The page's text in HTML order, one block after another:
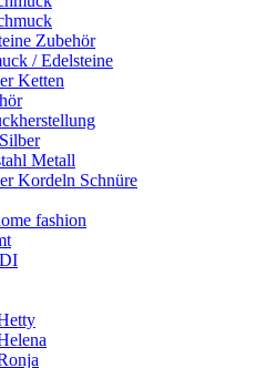
Zubehör
/ Edelsteine
Ketten
Metall
Kordeln Schnüre
fashion